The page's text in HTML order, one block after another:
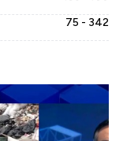
75 - 342